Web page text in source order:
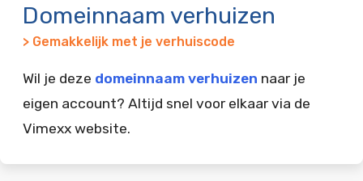
Domeinnaam verhuizen
> Gemakkelijk met je verhuiscode
Wil je deze domeinnaam verhuizen naar je
eigen account? Altijd snel voor elkaar via de
Vimexx website.